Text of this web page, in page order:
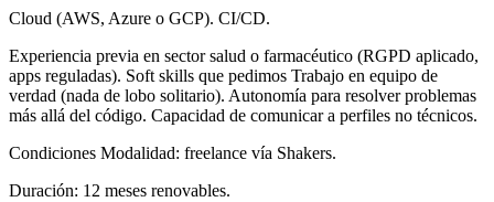
Cloud (AWS, Azure o GCP). CI/CD.
Experiencia previa en sector salud o farmacéutico (RGPD aplicado,
apps reguladas). Soft skills que pedimos Trabajo en equipo de
verdad (nada de lobo solitario). Autonomía para resolver problemas
más allá del código. Capacidad de comunicar a perfiles no técnicos.
Condiciones Modalidad: freelance vía Shakers.
Duración: 12 meses renovables.